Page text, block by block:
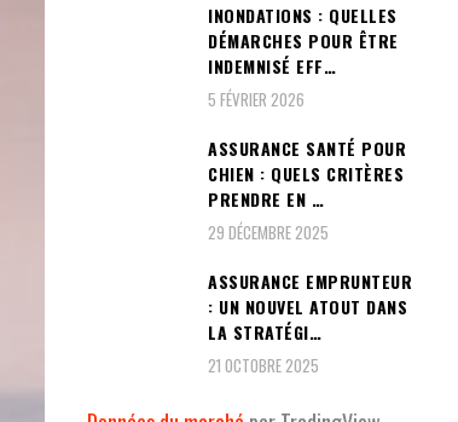
INONDATIONS : QUELLES
DÉMARCHES POUR ÊTRE
INDEMNISÉ EFF…
5 FÉVRIER 2026
ASSURANCE SANTÉ POUR
CHIEN : QUELS CRITÈRES
PRENDRE EN …
29 DÉCEMBRE 2025
ASSURANCE EMPRUNTEUR
: UN NOUVEL ATOUT DANS
LA STRATÉGI…
21 OCTOBRE 2025